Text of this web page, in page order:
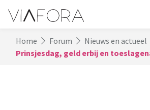
Home Forum
Nieuws en actueel
Prinsjesdag, geld erbij en